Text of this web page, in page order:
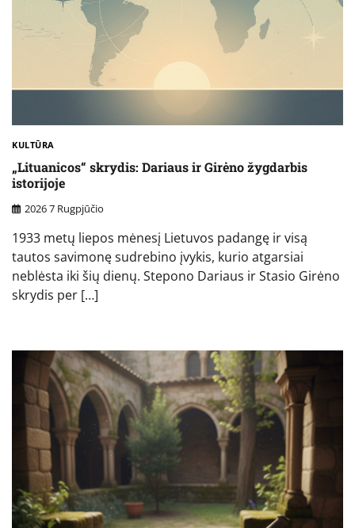
KULTŪRA
„Lituanicos“ skrydis: Dariaus ir Girėno žygdarbis
istorijoje
2026 7 Rugpjūčio
1933 metų liepos mėnesį Lietuvos padangę ir visą
tautos savimonę sudrebino įvykis, kurio atgarsiai
neblėsta iki šių dienų. Stepono Dariaus ir Stasio Girėno
skrydis per […]